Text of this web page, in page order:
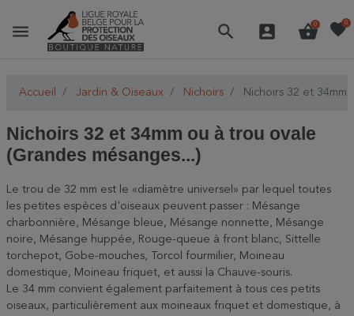
menu search account_box shopping_basket
0 favorite0
Accueil Jardin & Oiseaux Nichoirs Nichoirs 32 et 34mm
Nichoirs 32 et 34mm ou à trou ovale
(Grandes mésanges...)
Le trou de 32 mm est le «diamètre universel» par lequel toutes
les petites espèces d'oiseaux peuvent passer : Mésange
charbonnière, Mésange bleue, Mésange nonnette, Mésange
noire, Mésange huppée, Rouge-queue à front blanc, Sittelle
torchepot, Gobe-mouches, Torcol fourmilier, Moineau
domestique, Moineau friquet, et aussi la Chauve-souris.
Le 34 mm convient également parfaitement à tous ces petits
oiseaux, particulièrement aux moineaux friquet et domestique, à